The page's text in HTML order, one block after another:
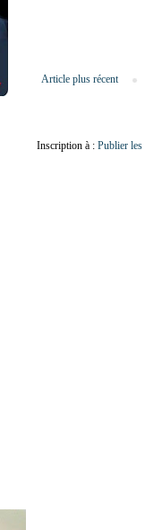
Article plus récent
Inscription à : Publier